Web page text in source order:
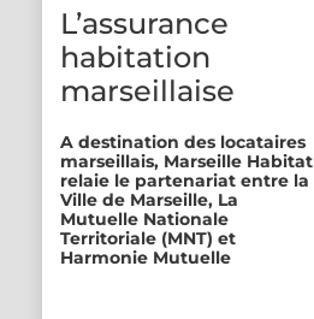
L’assurance
habitation
marseillaise
A destination des locataires
marseillais, Marseille Habitat
relaie le partenariat entre la
Ville de Marseille, La
Mutuelle Nationale
Territoriale (MNT) et
Harmonie Mutuelle